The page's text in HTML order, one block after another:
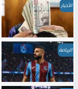
الأخبار
الرياضة